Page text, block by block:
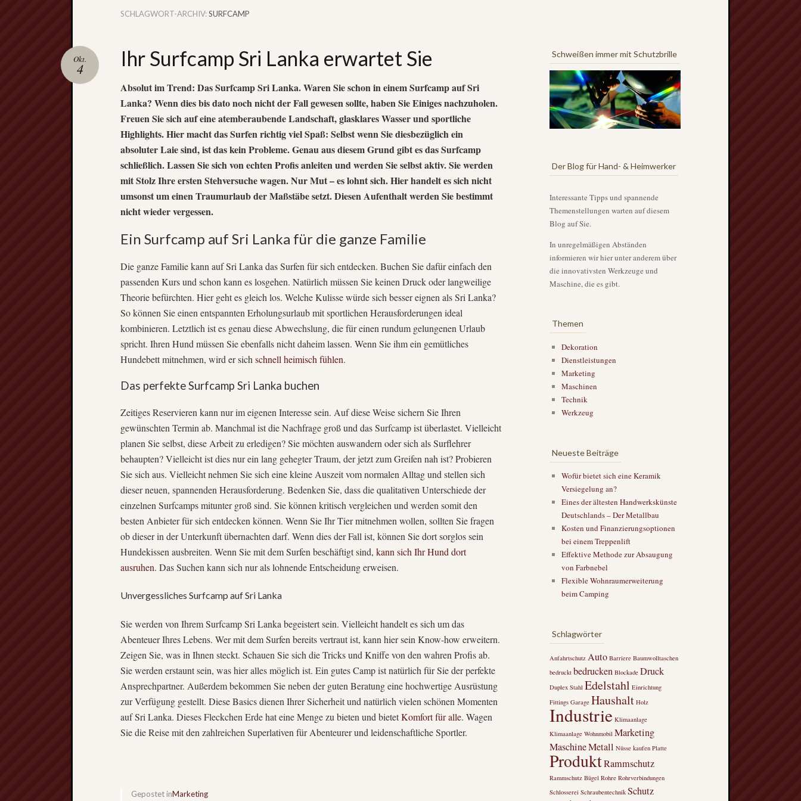
SCHLAGWORT-ARCHIV:SURFCAMP
Ihr Surfcamp Sri Lanka erwartet Sie
Okt.
4
Absolut im Trend: Das Surfcamp Sri Lanka.Waren Sie schon in einem Surfcamp auf Sri
Lanka? Wenn dies bis dato noch nicht der Fall gewesen sollte, haben Sie Einiges nachzuholen.
Freuen Sie sich auf eine atemberaubende Landschaft, glasklares Wasser und sportliche
Highlights. Hier macht das Surfen richtig viel Spaß: Selbst wenn Sie diesbezüglich ein
absoluter Laie sind, ist das kein Probleme. Genau aus diesem Grund gibt es das Surfcamp
schließlich. Lassen Sie sich von echten Profis anleiten und werden Sie selbst aktiv. Sie werden
mit Stolz Ihre ersten Stehversuche wagen. Nur Mut – es lohnt sich. Hier handelt es sich nicht
umsonst um einen Traumurlaub der Maßstäbe setzt. Diesen Aufenthalt werden Sie bestimmt
nicht wieder vergessen.
Ein Surfcamp auf Sri Lanka für die ganze Familie
Die ganze Familie kann auf Sri Lanka das Surfen für sich entdecken. Buchen Sie dafür einfach den
passenden Kurs und schon kann es losgehen. Natürlich müssen Sie keinen Druck oder langweilige
Theorie befürchten. Hier geht es gleich los. Welche Kulisse würde sich besser eignen als Sri Lanka?
So können Sie einen entspannten Erholungsurlaub mit sportlichen Herausforderungen ideal
kombinieren. Letztlich ist es genau diese Abwechslung, die für einen rundum gelungenen Urlaub
spricht. Ihren Hund müssen Sie ebenfalls nicht daheim lassen. Wenn Sie ihm ein gemütliches
Hundebett mitnehmen, wird er sich schnell heimisch fühlen.
Das perfekte Surfcamp Sri Lanka buchen
Zeitiges Reservieren kann nur im eigenen Interesse sein. Auf diese Weise sichern Sie Ihren
gewünschten Termin ab. Manchmal ist die Nachfrage groß und das Surfcamp ist überlastet. Vielleicht
planen Sie selbst, diese Arbeit zu erledigen? Sie möchten auswandern oder sich als Surflehrer
behaupten? Vielleicht ist dies nur ein lang gehegter Traum, der jetzt zum Greifen nah ist? Probieren
Sie sich aus. Vielleicht nehmen Sie sich eine kleine Auszeit vom normalen Alltag und stellen sich
dieser neuen, spannenden Herausforderung. Bedenken Sie, dass die qualitativen Unterschiede der
einzelnen Surfcamps mitunter groß sind. Sie können kritisch vergleichen und werden somit den
besten Anbieter für sich entdecken können. Wenn Sie Ihr Tier mitnehmen wollen, sollten Sie fragen
ob dieser in der Unterkunft übernachten darf. Wenn dies der Fall ist, können Sie dort sorglos sein
Hundekissen ausbreiten. Wenn Sie mit dem Surfen beschäftigt sind, kann sich Ihr Hund dort
ausruhen. Das Suchen kann sich nur als lohnende Entscheidung erweisen.
Unvergessliches Surfcamp auf Sri Lanka
Sie werden von Ihrem Surfcamp Sri Lanka begeistert sein. Vielleicht handelt es sich um das
Abenteuer Ihres Lebens. Wer mit dem Surfen bereits vertraut ist, kann hier sein Know-how erweitern.
Zeigen Sie, was in Ihnen steckt. Schauen Sie sich die Tricks und Kniffe von den wahren Profis ab.
Sie werden erstaunt sein, was hier alles möglich ist. Ein gutes Camp ist natürlich für Sie der perfekte
Ansprechpartner. Außerdem bekommen Sie neben der guten Beratung eine hochwertige Ausrüstung
zur Verfügung gestellt. Diese Basics dienen Ihrer Sicherheit und natürlich vielen schönen Momenten
auf Sri Lanka. Dieses Fleckchen Erde hat eine Menge zu bieten und bietetKomfort für alle. Wagen
Sie die Reise mit den zahlreichen Superlativen für Abenteurer und leidenschaftliche Sportler.
Gepostet inMarketing
Schweißen immer mit Schutzbrille
Der Blog für Hand- & Heimwerker
Interessante Tipps und spannende
Themenstellungen warten auf diesem
Blog auf Sie.
In unregelmäßigen Abständen
informieren wir hier unter anderem über
die innovativsten Werkzeuge und
Maschine, die es gibt.
Themen
Dekoration
Dienstleistungen
Marketing
Maschinen
Technik
Werkzeug
Neueste Beiträge
Wofür bietet sich eine Keramik
Versiegelung an?
Eines der ältesten Handwerkskünste
Deutschlands – Der Metallbau
Kosten und Finanzierungsoptionen
bei einem Treppenlift
Effektive Methode zur Absaugung
von Farbnebel
Flexible Wohnraumerweiterung
beim Camping
Schlagwörter
Anfahrtschutz Auto Barriere Baumwolltaschen
bedruckt bedrucken Blockade Druck
Duplex Stahl Edelstahl Einrichtung
Fittings Garage Haushalt Holz
Industrie Klimaanlage
Klimaanlage Wohnmobil Marketing
MaschineMetall Nüsse kaufen Platte
ProduktRammschutz
Rammschutz Bügel Rohre Rohrverbindungen
Schlosserei Schraubentechnik Schutz